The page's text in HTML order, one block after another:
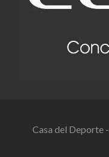
Casa del Deporte